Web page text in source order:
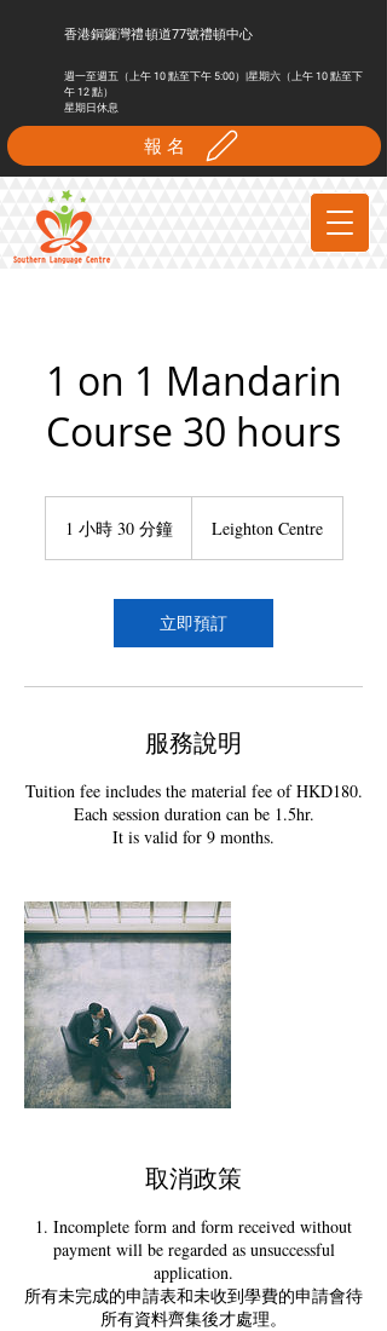
香港銅鑼灣禮頓道77號​禮頓中心
週一至週五（上午 10 點至下午 5:00）|星期六（上午 10 點至下
午 12 點）
星期日休息
報名
1 on 1 Mandarin
Course 30 hours
1 小時 30 分鐘1
0
分
鐘
Leighton Centre
立即預訂
服務說明
Tuition fee includes the material fee of HKD180.
Each session duration can be 1.5hr.
It is valid for 9 months.
取消政策
1. Incomplete form and form received without
payment will be regarded as unsuccessful
application.
所有未完成的申請表和未收到學費的申請會待
所有資料齊集後才處理。